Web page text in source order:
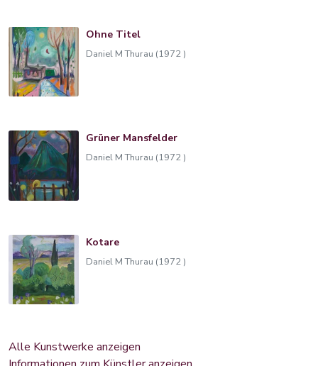
Ohne Titel
Daniel M Thurau (1972 )
Grüner Mansfelder
Daniel M Thurau (1972 )
Kotare
Daniel M Thurau (1972 )
Alle Kunstwerke anzeigen